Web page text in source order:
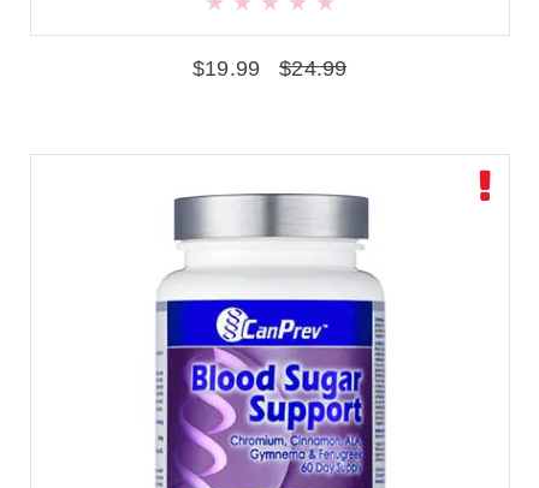
$24.99
$19.99